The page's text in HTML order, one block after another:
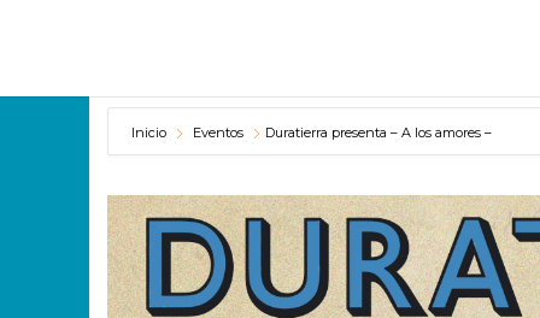
Inicio Eventos Duratierra presenta – A los amores –